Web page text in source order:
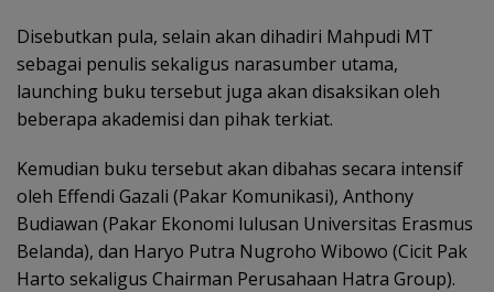
Disebutkan pula, selain akan dihadiri Mahpudi MT
sebagai penulis sekaligus narasumber utama,
launching buku tersebut juga akan disaksikan oleh
beberapa akademisi dan pihak terkiat.
Kemudian buku tersebut akan dibahas secara intensif
oleh Effendi Gazali (Pakar Komunikasi), Anthony
Budiawan (Pakar Ekonomi lulusan Universitas Erasmus
Belanda), dan Haryo Putra Nugroho Wibowo (Cicit Pak
Harto sekaligus Chairman Perusahaan Hatra Group).